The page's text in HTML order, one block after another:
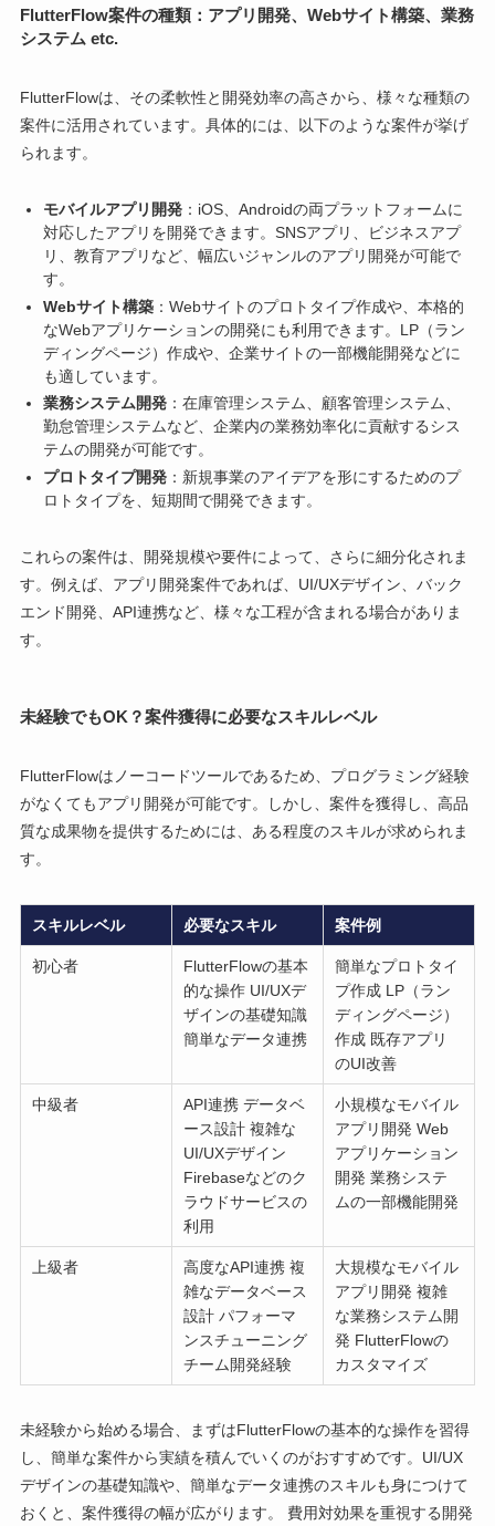
FlutterFlow案件の種類：アプリ開発、Webサイト構築、業務
システム etc.
FlutterFlowは、その柔軟性と開発効率の高さから、様々な種類の
案件に活用されています。具体的には、以下のような案件が挙げ
られます。
モバイルアプリ開発：iOS、Androidの両プラットフォームに
対応したアプリを開発できます。SNSアプリ、ビジネスアプ
リ、教育アプリなど、幅広いジャンルのアプリ開発が可能で
す。
Webサイト構築：Webサイトのプロトタイプ作成や、本格的
なWebアプリケーションの開発にも利用できます。LP（ラン
ディングページ）作成や、企業サイトの一部機能開発などに
も適しています。
業務システム開発：在庫管理システム、顧客管理システム、
勤怠管理システムなど、企業内の業務効率化に貢献するシス
テムの開発が可能です。
プロトタイプ開発：新規事業のアイデアを形にするためのプ
ロトタイプを、短期間で開発できます。
これらの案件は、開発規模や要件によって、さらに細分化されま
す。例えば、アプリ開発案件であれば、UI/UXデザイン、バック
エンド開発、API連携など、様々な工程が含まれる場合がありま
す。
未経験でもOK？案件獲得に必要なスキルレベル
FlutterFlowはノーコードツールであるため、プログラミング経験
がなくてもアプリ開発が可能です。しかし、案件を獲得し、高品
質な成果物を提供するためには、ある程度のスキルが求められま
す。
スキルレベル 必要なスキル 案件例
初心者
FlutterFlowの基本
的な操作 UI/UXデ
ザインの基礎知識
簡単なデータ連携
簡単なプロトタイ
プ作成 LP（ラン
ディングページ）
作成 既存アプリ
のUI改善
中級者
API連携 データベ
ース設計 複雑な
UI/UXデザイン
Firebaseなどのク
ラウドサービスの
利用
小規模なモバイル
アプリ開発 Web
アプリケーション
開発 業務システ
ムの一部機能開発
上級者
高度なAPI連携 複
雑なデータベース
設計 パフォーマ
ンスチューニング
チーム開発経験
大規模なモバイル
アプリ開発 複雑
な業務システム開
発 FlutterFlowの
カスタマイズ
未経験から始める場合、まずはFlutterFlowの基本的な操作を習得
し、簡単な案件から実績を積んでいくのがおすすめです。UI/UX
デザインの基礎知識や、簡単なデータ連携のスキルも身につけて
おくと、案件獲得の幅が広がります。 費用対効果を重視する開発